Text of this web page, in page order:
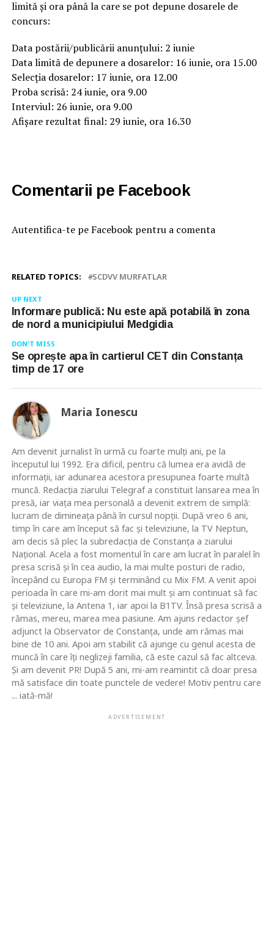
limită şi ora până la care se pot depune dosarele de
concurs:
Data postării/publicării anunțului: 2 iunie
Data limită de depunere a dosarelor: 16 iunie, ora 15.00
Selecția dosarelor: 17 iunie, ora 12.00
Proba scrisă: 24 iunie, ora 9.00
Interviul: 26 iunie, ora 9.00
Afișare rezultat final: 29 iunie, ora 16.30
Comentarii pe Facebook
Autentifica-te pe Facebook pentru a comenta
RELATED TOPICS: SCDVV MURFATLAR
UP NEXT
Informare publică: Nu este apă potabilă în zona
de nord a municipiului Medgidia
DON'T MISS
Se oprește apa în cartierul CET din Constanța
timp de 17 ore
Maria Ionescu
Am devenit jurnalist în urmă cu foarte mulţi ani, pe la
începutul lui 1992. Era dificil, pentru că lumea era avidă de
informaţii, iar adunarea acestora presupunea foarte multă
muncă. Redacţia ziarului Telegraf a constituit lansarea mea în
presă, iar viaţa mea personală a devenit extrem de simplă:
lucram de dimineaţa până în cursul nopţii. După vreo 6 ani,
timp în care am început să fac şi televiziune, la TV Neptun,
am decis să plec la subredacţia de Constanţa a ziarului
Naţional. Acela a fost momentul în care am lucrat în paralel în
presa scrisă şi în cea audio, la mai multe posturi de radio,
începând cu Europa FM şi terminând cu Mix FM. A venit apoi
perioada în care mi-am dorit mai mult şi am continuat să fac
şi televiziune, la Antena 1, iar apoi la B1TV. Însă presa scrisă a
rămas, mereu, marea mea pasiune. Am ajuns redactor şef
adjunct la Observator de Constanţa, unde am rămas mai
bine de 10 ani. Apoi am stabilit că ajunge cu genul acesta de
muncă în care îţi neglizeji familia, că este cazul să fac altceva.
Şi am devenit PR! După 5 ani, mi-am reamintit că doar presa
mă satisface din toate punctele de vedere! Motiv pentru care
... iată-mă!
ADVERTISEMENT